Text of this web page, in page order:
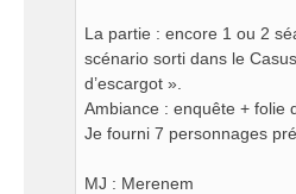
La partie : encore 1 ou 2
scénario sorti dans le
d’escargot ».
Ambiance : enquête + folie
Je fourni 7 personnages
MJ : Merenem